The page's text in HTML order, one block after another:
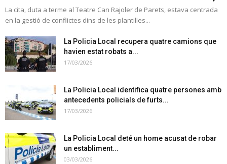
La cita, duta a terme al Teatre Can Rajoler de Parets, estava centrada
en la gestió de conflictes dins de les plantilles...
La Policia Local recupera quatre camions que
havien estat robats a...
17/03/2026
La Policia Local identifica quatre persones amb
antecedents policials de furts...
17/03/2026
La Policia Local deté un home acusat de robar
un establiment...
03/03/2026